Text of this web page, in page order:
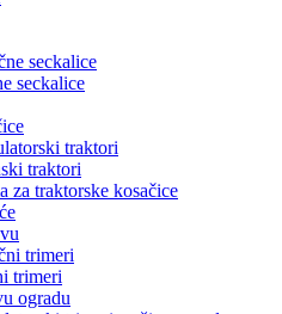
seckalice
seckalice
traktori
traktori
za traktorske kosačice
trimeri
trimeri
ogradu